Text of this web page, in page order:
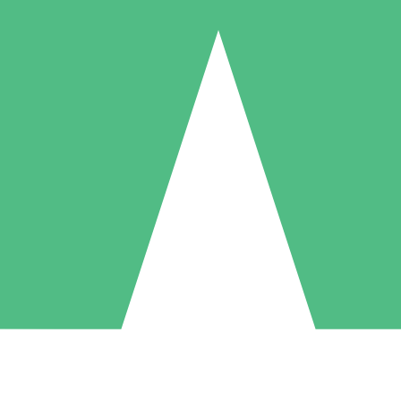
Individuele Creditpakketten
per gebruik met downloadtegoeden. Geen maandelijkse verplichting
5 Downloaden
US$